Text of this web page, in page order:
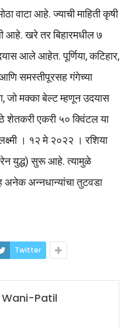
वाटा आहे. ज्याची माहिती कृषी
आहे. खरे तर बिहारमधील ७
आले आहेत. पूर्णिया, कटिहार,
समस्तीपूरसह गंगेच्या
जो मक्का बेल्ट म्हणून उदयास
शेतकरी एकरी ५० क्विंटल या
। १२ मे २०२२ । रशिया
युद्ध) सुरू आहे. त्यामुळे
अनेक अन्नधान्यांचा तुटवडा
Twitter
Patil